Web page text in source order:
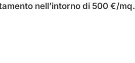
nell’intorno di 500 €/mq.